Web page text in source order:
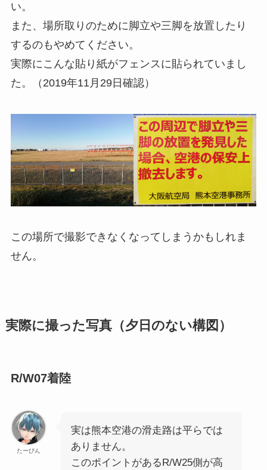
い。
また、場所取りのために脚立や三脚を放置したり
するのもやめてください。
実際にこんな貼り紙がフェンスに貼られていまし
た。（2019年11月29日確認）
この場所で撮影できなくなってしまうかもしれま
せん。
実際に撮った写真（夕日のない構図）
R/W07着陸
たーびん
実は熊本空港の滑走路は平らでは
ありません。
このポイントがあるR/W25側が高